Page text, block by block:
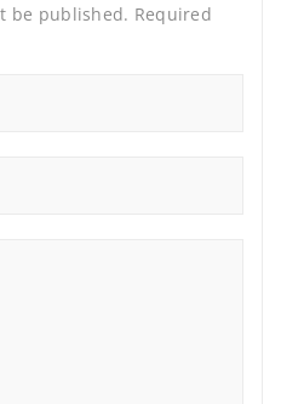
be published. Required